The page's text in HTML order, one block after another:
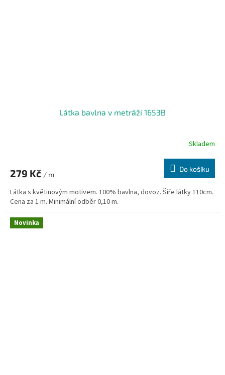
Látka bavlna v metráži 1653B
Skladem
279 Kč / m
Do košíku
Látka s květinovým motivem. 100% bavlna, dovoz. Šíře látky 110cm.
Cena za 1 m. Minimální odběr 0,10 m.
Novinka